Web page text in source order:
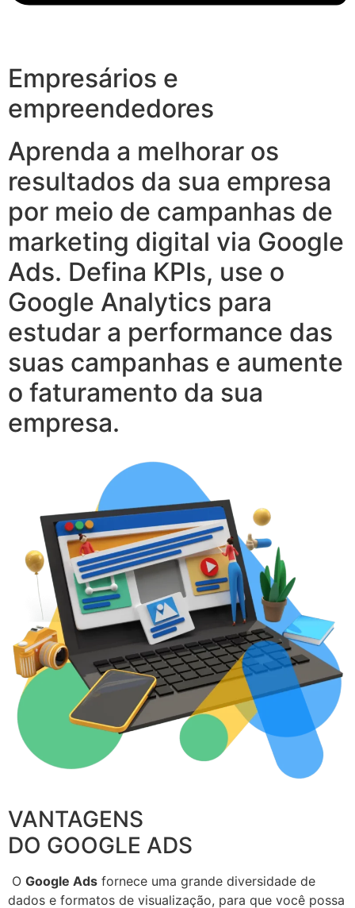
Empresários e
empreendedores
Aprenda a melhorar os
resultados da sua empresa
por meio de campanhas de
marketing digital via Google
Ads. Defina KPIs, use o
Google Analytics para
estudar a performance das
suas campanhas e aumente
o faturamento da sua
empresa.
VANTAGENS
DO GOOGLE ADS
O Google Ads fornece uma grande diversidade de
dados e formatos de visualização, para que você possa